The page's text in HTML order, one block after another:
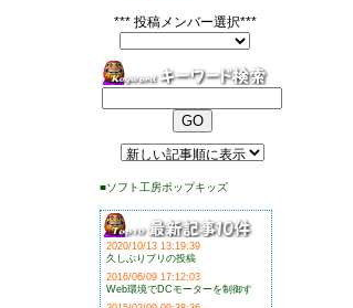
*** 投稿メンバー選択***
■ソフト工房ポップキッズ
2020/10/13 13:19:39
久しぶりブリの投稿
2016/06/09 17:12:03
Web環境でDCモーターを制御す